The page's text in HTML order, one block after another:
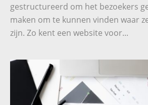
gestructureerd om het bezoekers
maken om te kunnen vinden waar
zijn. Zo kent een website voor...